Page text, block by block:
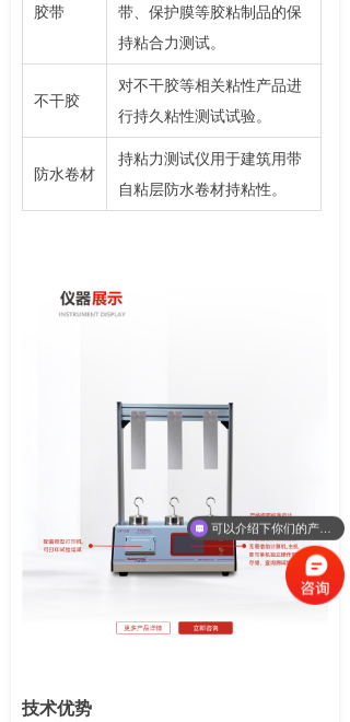
胶带
带、保护膜等胶粘制品的保
持粘合力测试。
不干胶
对不干胶等相关粘性产品进
行持久粘性测试试验。
防水卷材
持粘力测试仪用于建筑用带
自粘层防水卷材持粘性。
技术优势
可以介绍下你们的产品么